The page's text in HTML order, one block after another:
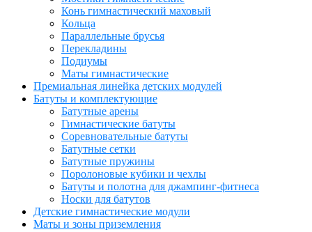
Конь гимнастический маховый
Кольца
Параллельные брусья
Перекладины
Подиумы
Маты гимнастические
Премиальная линейка детских модулей
Батуты и комплектующие
Батутные арены
Гимнастические батуты
Соревновательные батуты
Батутные сетки
Батутные пружины
Поролоновые кубики и чехлы
Батуты и полотна для джампинг-фитнеса
Носки для батутов
Детские гимнастические модули
Маты и зоны приземления